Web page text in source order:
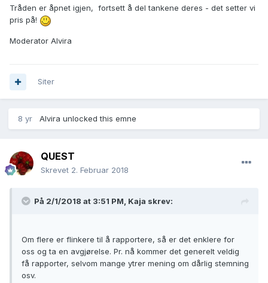
Tråden er åpnet igjen, fortsett å del tankene deres - det setter vi
pris på!
Moderator Alvira
Siter
8 yr Alvira unlocked this emne
QUEST
Skrevet 2. Februar 2018
På 2/1/2018 at 3:51 PM, Kaja skrev:
Om flere er flinkere til å rapportere, så er det enklere for
oss og ta en avgjørelse. Pr. nå kommer det generelt veldig
få rapporter, selvom mange ytrer mening om dårlig stemning
osv.